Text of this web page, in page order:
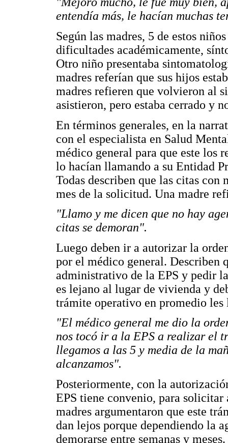
entendía más, le hacían muchas
Según las madres, 5 de estos
dificultades académicamente,
Otro niño presentaba
madres referían que sus hijos
madres refieren que volvieron al
asistieron, pero estaba cerrado y
En términos generales, en la
con el especialista en Salud
médico general para que este los
lo hacían llamando a su Entidad
Todas describen que las citas con
mes de la solicitud. Una madre
"Llamo y me dicen que no hay
citas se demoran".
Luego deben ir a autorizar la
por el médico general. Describen
administrativo de la EPS y pedir
es lejano al lugar de vivienda y
trámite operativo en promedio les
"El médico general me dio la
nos tocó ir a la EPS a realizar el
llegamos a las 5 y media de la
alcanzamos".
Posteriormente, con la
EPS tiene convenio, para
madres argumentaron que este
dan lejos porque dependiendo la
demorarse entre semanas y